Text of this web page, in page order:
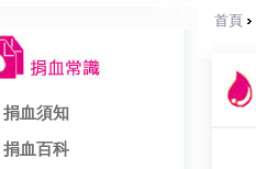
捐血須知
捐血百科
首頁